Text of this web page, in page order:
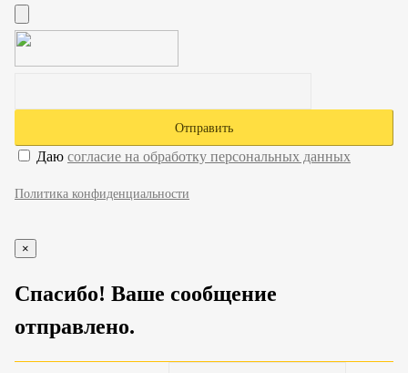
Даю согласие на обработку персональных данных
Политика конфиденциальности
×
Спасибо! Ваше сообщение
отправлено.